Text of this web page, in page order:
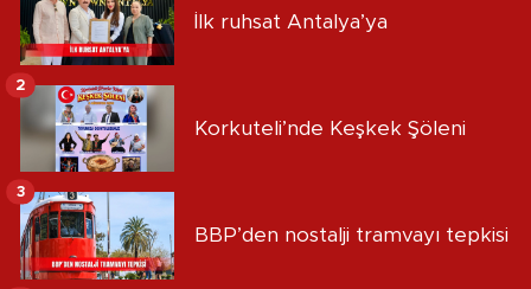
İlk ruhsat Antalya’ya
Korkuteli’nde Keşkek Şöleni
2
BBP’den nostalji tramvayı tepkisi
3